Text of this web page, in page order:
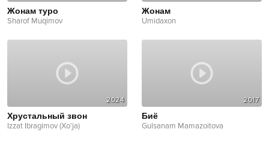
Жонам туро
Sharof Muqimov
Жонам
Umidaxon
2024
Хрустальный звон
Izzat Ibragimov (Xo‘ja)
2017
Биё
Gulsanam Mamazoitova